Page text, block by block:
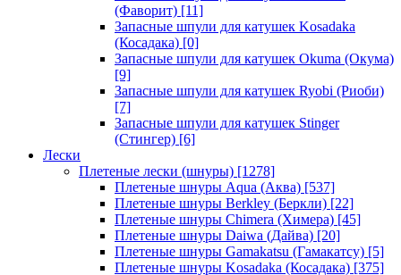
(Фаворит) [11]
Запасные шпули для катушек Kosadaka
(Косадака) [0]
Запасные шпули для катушек Okuma (Окума)
[9]
Запасные шпули для катушек Ryobi (Риоби)
[7]
Запасные шпули для катушек Stinger
(Стингер) [6]
Лески
Плетеные лески (шнуры) [1278]
Плетеные шнуры Aqua (Аква) [537]
Плетеные шнуры Berkley (Беркли) [22]
Плетеные шнуры Chimera (Химера) [45]
Плетеные шнуры Daiwa (Дайва) [20]
Плетеные шнуры Gamakatsu (Гамакатсу) [5]
Плетеные шнуры Kosadaka (Косадака) [375]